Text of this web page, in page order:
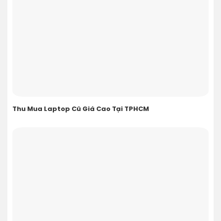
Thu Mua Laptop Cũ Giá Cao Tại TPHCM